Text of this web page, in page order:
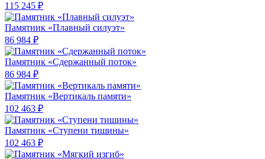
115 245 ₽
Памятник «Плавный силуэт»
86 984 ₽
Памятник «Сдержанный поток»
86 984 ₽
Памятник «Вертикаль памяти»
102 463 ₽
Памятник «Ступени тишины»
102 463 ₽